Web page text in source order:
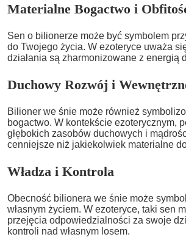
Materialne Bogactwo i
Sen o bilionerze może być symbolem
do Twojego życia. W ezoteryce uważa
działania są zharmonizowane z energią
Duchowy Rozwój i
Bilioner we śnie może również
bogactwo. W kontekście ezoterycznym,
głębokich zasobów duchowych i
cenniejsze niż jakiekolwiek materialne
Władza i Kontrola
Obecność bilionera we śnie może
własnym życiem. W ezoteryce, taki sen
przejęcia odpowiedzialności za swoje
kontroli nad własnym losem.